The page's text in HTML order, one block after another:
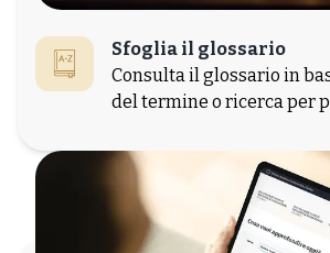
Sfoglia il glossario
Consulta il glossario in
del termine o ricerca per